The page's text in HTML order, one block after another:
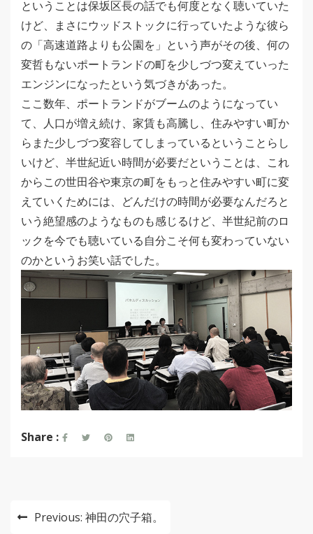
ということは保坂区長の話でも何度となく聴いていた
けど、まさにウッドストックに行っていたような彼ら
の「高速道路よりも公園を」という声がその後、何の
変哲もないポートランドの町を少しづつ変えていった
エンジンになったという気づきがあった。
ここ数年、ポートランドがブームのようになってい
て、人口が増え続け、家賃も高騰し、住みやすい町か
らまた少しづつ変容してしまっているということらし
いけど、半世紀近い時間が必要だということは、これ
からこの世田谷や東京の町をもっと住みやすい町に変
えていくためには、どんだけの時間が必要なんだろと
いう絶望感のようなものも感じるけど、半世紀前のロ
ックを今でも聴いている自分こそ何も変わっていない
のかというお笑い話でした。
Share :
投 Previous: 神田の穴子箱。